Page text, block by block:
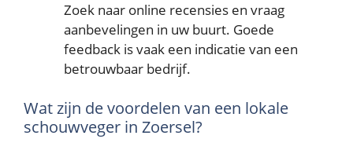
Zoek naar online recensies en vraag
aanbevelingen in uw buurt. Goede
feedback is vaak een indicatie van een
betrouwbaar bedrijf.
Wat zijn de voordelen van een lokale
schouwveger in Zoersel?